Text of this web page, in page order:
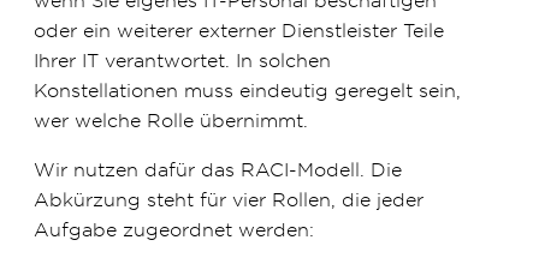
oder ein weiterer externer Dienstleister Teile
Ihrer IT verantwortet. In solchen
Konstellationen muss eindeutig geregelt sein,
wer welche Rolle übernimmt.
Wir nutzen dafür das RACI-Modell. Die
Abkürzung steht für vier Rollen, die jeder
Aufgabe zugeordnet werden: